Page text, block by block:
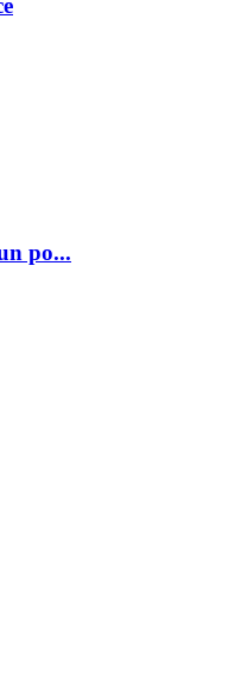
po...